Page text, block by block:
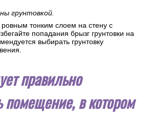
грунтовкой.
ровным тонким слоем на стену с
попадания брызг грунтовки на
выбирать грунтовку
правильно
помещение, в котором